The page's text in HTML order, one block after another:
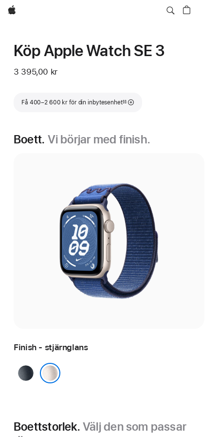
Apple
Köp Apple Watch SE 3
3 395,00 kr
Få 400–2 600 kr för din inbytesenhet
Fotnot
§§
Boett. Vi börjar med finish.
Finish - stjärnglans
midnatt
Boettstorlek.Välj den som passar